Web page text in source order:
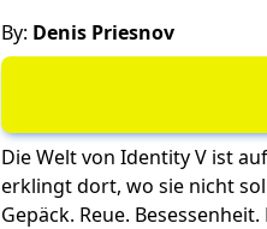
By: Denis Priesnov
Die Welt von Identity V ist
erklingt dort, wo sie nicht
Gepäck. Reue.